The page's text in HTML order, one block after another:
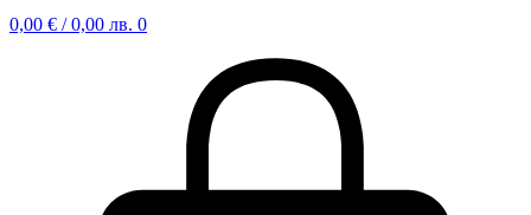
0,00 € / 0,00 лв. 0